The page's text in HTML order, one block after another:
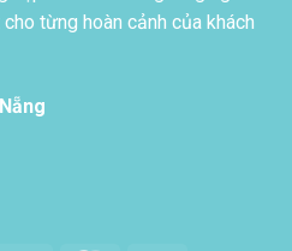
từng hoàn cảnh của khách